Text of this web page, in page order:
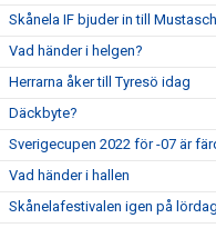
Skånela IF bjuder in till
Vad händer i helgen?
Herrarna åker till Tyresö idag
Däckbyte?
Sverigecupen 2022 för -07 är
Vad händer i hallen
Skånelafestivalen igen på